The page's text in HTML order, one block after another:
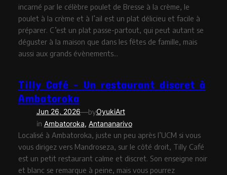
incarné par le célèbre poulet de Bresse à la crème, le
poulet à la crème et à l’ail est un plat délicieu et facile à
préparer. C’est un plat passe-partout, qui peut autant se
déguster à la maison que dans les fêtes de famille, mais
aussi aux grands évènements…
Tilly Café – Un restaurant discret à
Ambatoroka
Jun 26, 2026—byOyukiArt
in Ambatoroka, Antananarivo
Localisé à Ambatoroka, juste un peu après l’UCM si vous
vous dirigez vers Mandroseza, sur le côté droit, Tilly Café
est un petit restaurant calme et discret. Son enseigne noir
et blanc se remarque à peine, mais vous pourrez